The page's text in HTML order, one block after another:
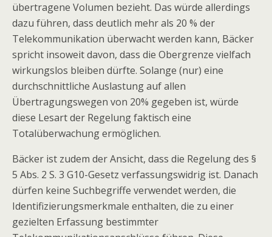
übertragene Volumen bezieht. Das würde allerdings
dazu führen, dass deutlich mehr als 20 % der
Telekommunikation überwacht werden kann, Bäcker
spricht insoweit davon, dass die Obergrenze vielfach
wirkungslos bleiben dürfte. Solange (nur) eine
durchschnittliche Auslastung auf allen
Übertragungswegen von 20% gegeben ist, würde
diese Lesart der Regelung faktisch eine
Totalüberwachung ermöglichen.
Bäcker ist zudem der Ansicht, dass die Regelung des §
5 Abs. 2 S. 3 G10-Gesetz verfassungswidrig ist. Danach
dürfen keine Suchbegriffe verwendet werden, die
Identifizierungsmerkmale enthalten, die zu einer
gezielten Erfassung bestimmter